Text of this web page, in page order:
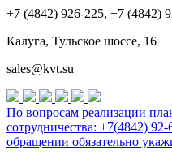
+7 (4842) 926-225, +7 (4842)
Калуга, Тульское шоссе, 16
sales@kvt.su
По вопросам реализации
сотрудничества: +7(4842)
обращении обязательно